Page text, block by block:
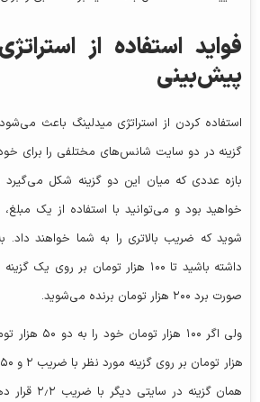
فواید استفاده از
پیش‌بینی
استفاده کردن از استراتژی میدلینگ باعث
گزینه در دو سایت شانس‌های مختلفی را برای خود
بازه عددی که میان این دو گزینه شکل می‌گیرد
خواهید بود و می‌توانید با استفاده از یک
شوید که ضریب بالاتری را به شما خواهند داد.
صورت برد ۲۰۰ هزار تومان برنده می‌شوید.
همان گزینه